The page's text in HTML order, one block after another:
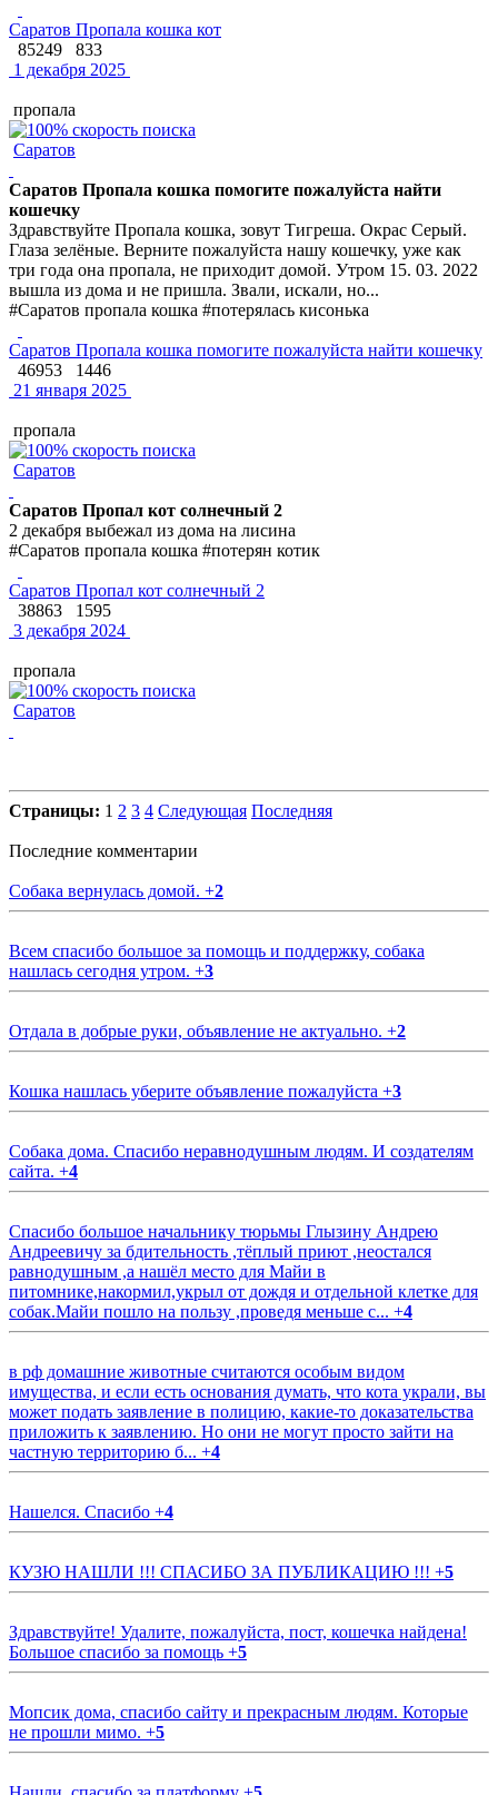
Саратов Пропала кошка кот
85249
833
1 декабря 2025
пропала
Саратов
Саратов Пропала кошка помогите пожалуйста найти
кошечку
Здравствуйте Пропала кошка, зовут Тигреша. Окрас Серый.
Глаза зелёные. Верните пожалуйста нашу кошечку, уже как
три года она пропала, не приходит домой. Утром 15. 03. 2022
вышла из дома и не пришла. Звали, искали, но...
#Саратов пропала кошка #потерялась кисонька
Саратов Пропала кошка помогите пожалуйста найти кошечку
46953
1446
21 января 2025
пропала
Саратов
Саратов Пропал кот солнечный 2
2 декабря выбежал из дома на лисина
#Саратов пропала кошка #потерян котик
Саратов Пропал кот солнечный 2
38863
1595
3 декабря 2024
пропала
Саратов
Страницы: 1 2 3 4 Следующая Последняя
Последние комментарии
Собака вернулась домой. +2
Всем спасибо большое за помощь и поддержку, собака
нашлась сегодня утром. +3
Отдала в добрые руки, объявление не актуально. +2
Кошка нашлась уберите объявление пожалуйста +3
Собака дома. Спасибо неравнодушным людям. И создателям
сайта. +4
Спасибо большое начальнику тюрьмы Глызину Андрею
Андреевичу за бдительность ,тёплый приют ,неостался
равнодушным ,а нашёл место для Майи в
питомнике,накормил,укрыл от дождя и отдельной клетке для
собак.Майи пошло на пользу ,проведя меньше с... +4
в рф домашние животные считаются особым видом
имущества, и если есть основания думать, что кота украли, вы
может подать заявление в полицию, какие-то доказательства
приложить к заявлению. Но они не могут просто зайти на
частную территорию б... +4
Нашелся. Спасибо +4
КУЗЮ НАШЛИ !!! СПАСИБО ЗА ПУБЛИКАЦИЮ !!! +5
Здравствуйте! Удалите, пожалуйста, пост, кошечка найдена!
Большое спасибо за помощь +5
Мопсик дома, спасибо сайту и прекрасным людям. Которые
не прошли мимо. +5